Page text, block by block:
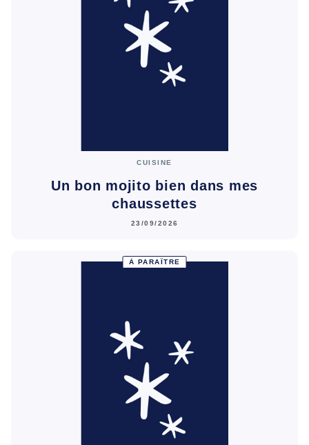
CUISINE
Un bon mojito bien dans mes
chaussettes
23/09/2026
À PARAÎTRE